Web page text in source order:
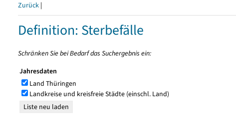
Zurück |
Definition: Sterbefälle
Schränken Sie bei Bedarf das Suchergebnis ein:
Jahresdaten
Land Thüringen
Landkreise und kreisfreie Städte (einschl. Land)